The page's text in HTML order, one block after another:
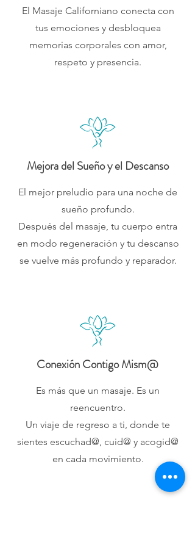
El Masaje Californiano conecta con
tus emociones y desbloquea
memorias corporales con amor,
respeto y presencia.
Mejora del Sueño y el Descanso
El mejor preludio para una noche de
sueño profundo.
Después del masaje, tu cuerpo entra
en modo regeneración y tu descanso
se vuelve más profundo y reparador.
Conexión Contigo Mism@
Es más que un masaje. Es un
reencuentro.
Un viaje de regreso a ti, donde te
sientes escuchad@, cuid@ y acogid@
en cada movimiento.